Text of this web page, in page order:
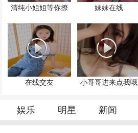
清纯小姐姐等你撩 妹妹在线
在线交友 小哥哥进来点我哦
娱乐 明星 新闻